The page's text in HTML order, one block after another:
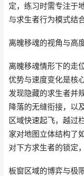
定，练习时需专注于
与求生者行为模式结
离魄移魂的视角与高
离魄移魂情形下的走
优势与速度变化是核
发现隐藏的求生者并
降落的无缝衔接，以
区域快速起飞，越过
家对地图立体结构了
对下方求生者的锁定
板窗区域的博弈与极